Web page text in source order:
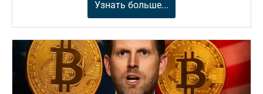
Узнать больше...